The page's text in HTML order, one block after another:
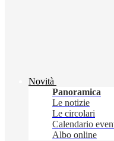
Novità
Panoramica
Le notizie
Le circolari
Calendario
Albo online